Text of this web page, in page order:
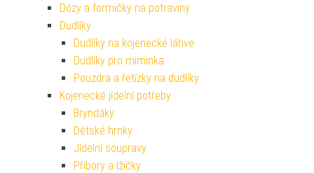
Dózy a formičky na potraviny
Dudlíky
Dudlíky na kojenecké láhve
Dudlíky pro miminka
Pouzdra a řetízky na dudlíky
Kojenecké jídelní potřeby
Bryndáky
Dětské hrnky
Jídelní soupravy
Příbory a lžičky